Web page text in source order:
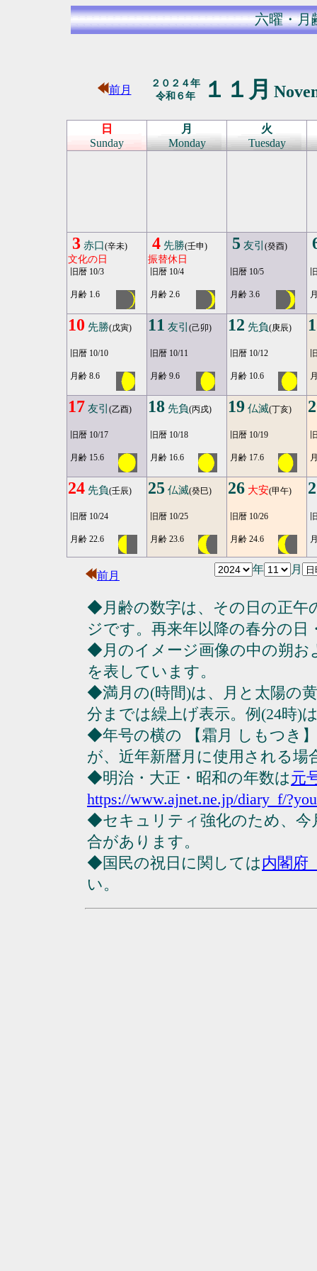
六曜・月
前月
２０２４年
令和６年
１１月
日
Sunday
月
Monday
火
Tuesday
3 赤口(辛未)
文化の日
旧暦 10/3
月齢 1.6
4 先勝(壬申)
振替休日
旧暦 10/4
月齢 2.6
5 友引 (癸酉)
旧暦 10/5
月齢 3.6
10 先勝(戊寅)
旧暦 10/10
月齢 8.6
11 友引 (己卯)
旧暦 10/11
月齢 9.6
12 先負(庚辰)
旧暦 10/12
月齢 10.6
17 友引 (乙酉)
旧暦 10/17
月齢 15.6
18 先負(丙戌)
旧暦 10/18
月齢 16.6
19 仏滅(丁亥)
旧暦 10/19
月齢 17.6
24 先負(壬辰)
旧暦 10/24
月齢 22.6
25 仏滅(癸巳)
旧暦 10/25
月齢 23.6
26 大安(甲午)
旧暦 10/26
月齢 24.6
前月
年 月
◆月齢の数字は、その日の正午
ジです。再来年以降の春分の日
◆月のイメージ画像の中の朔
を表しています。
◆満月の(時間)は、月と太陽の
分までは繰上げ表示。例(24時)
◆年号の横の 【霜月 しもつき
が、近年新暦月に使用される場
◆明治・大正・昭和の年数は元
https://www.ajnet.ne.jp/diary_f/
◆セキュリティ強化のため、今
合があります。
◆国民の祝日に関しては内閣府
い。